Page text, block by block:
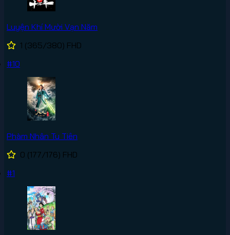
Luyện Khí Mười Vạn Năm
1 (365/380) FHD
#10
Phàm Nhân Tu Tiên
0 (177/176) FHD
#1